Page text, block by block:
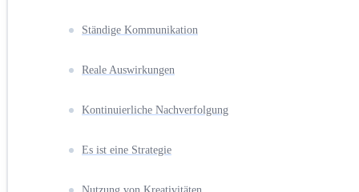
Ständige Kommunikation
Reale Auswirkungen
Kontinuierliche Nachverfolgung
Es ist eine Strategie